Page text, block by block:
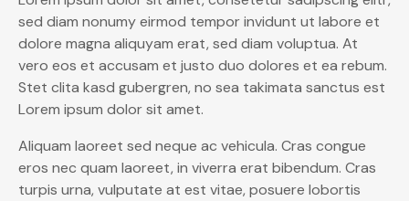
sed diam nonumy eirmod tempor invidunt ut labore et
dolore magna aliquyam erat, sed diam voluptua. At
vero eos et accusam et justo duo dolores et ea rebum.
Stet clita kasd gubergren, no sea takimata sanctus est
Lorem ipsum dolor sit amet.
Aliquam laoreet sed neque ac vehicula. Cras congue
eros nec quam laoreet, in viverra erat bibendum. Cras
turpis urna, vulputate at est vitae, posuere lobortis